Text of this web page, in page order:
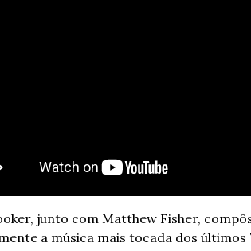
junto com Matthew Fisher,
a música mais tocada dos últimos